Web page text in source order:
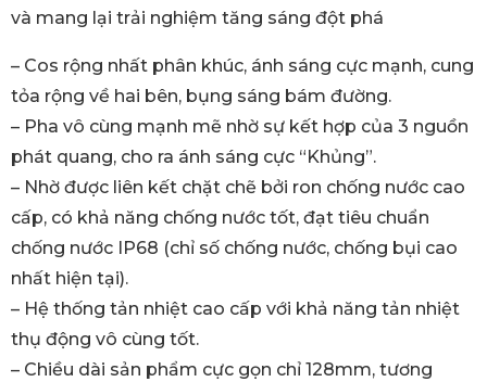
và mang lại trải nghiệm tăng sáng đột phá
– Cos rộng nhất phân khúc, ánh sáng cực mạnh, cung
tỏa rộng về hai bên, bụng sáng bám đường.
– Pha vô cùng mạnh mẽ nhờ sự kết hợp của 3 nguồn
phát quang, cho ra ánh sáng cực “Khủng”.
– Nhờ được liên kết chặt chẽ bởi ron chống nước cao
cấp, có khả năng chống nước tốt, đạt tiêu chuẩn
chống nước IP68 (chỉ số chống nước, chống bụi cao
nhất hiện tại).
– Hệ thống tản nhiệt cao cấp với khả năng tản nhiệt
thụ động vô cùng tốt.
– Chiều dài sản phẩm cực gọn chỉ 128mm, tương